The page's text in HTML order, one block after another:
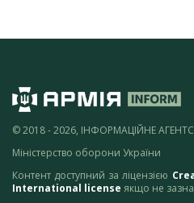
© 2018 - 2026, ІНФОРМАЦІЙНЕ
Міністерство оборони України
Контент доступний за ліцензією
International license якщо не